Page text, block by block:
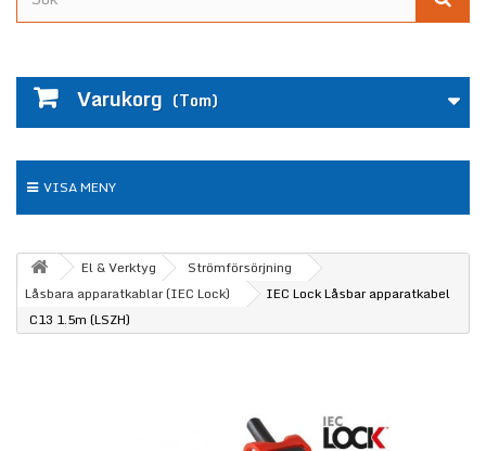
Varukorg (Tom)
VISA MENY
El & Verktyg
Strömförsörjning
Låsbara apparatkablar (IEC Lock)
IEC Lock Låsbar apparatkabel
C13 1.5m (LSZH)